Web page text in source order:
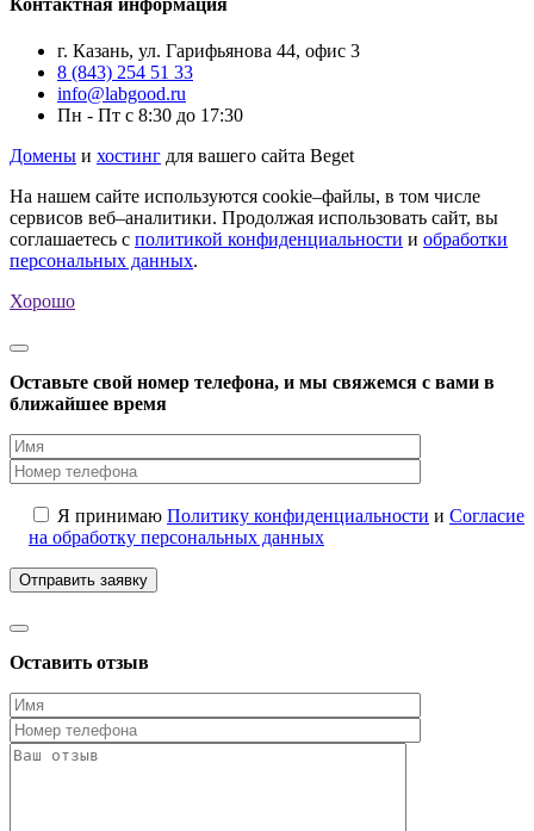
г. Казань, ул. Гарифьянова 44, офис 3
8 (843) 254 51 33
info@labgood.ru
Пн - Пт с 8:30 до 17:30
Домены и хостинг для вашего сайта Beget
На нашем сайте используются cookie–файлы, в том числе
сервисов веб–аналитики. Продолжая использовать сайт, вы
соглашаетесь с политикой конфиденциальности и обработки
персональных данных.
Хорошо
Оставьте свой номер телефона, и мы свяжемся с вами в
ближайшее время
Я принимаю Политику конфиденциальности и Согласие
на обработку персональных данных
Оставить отзыв